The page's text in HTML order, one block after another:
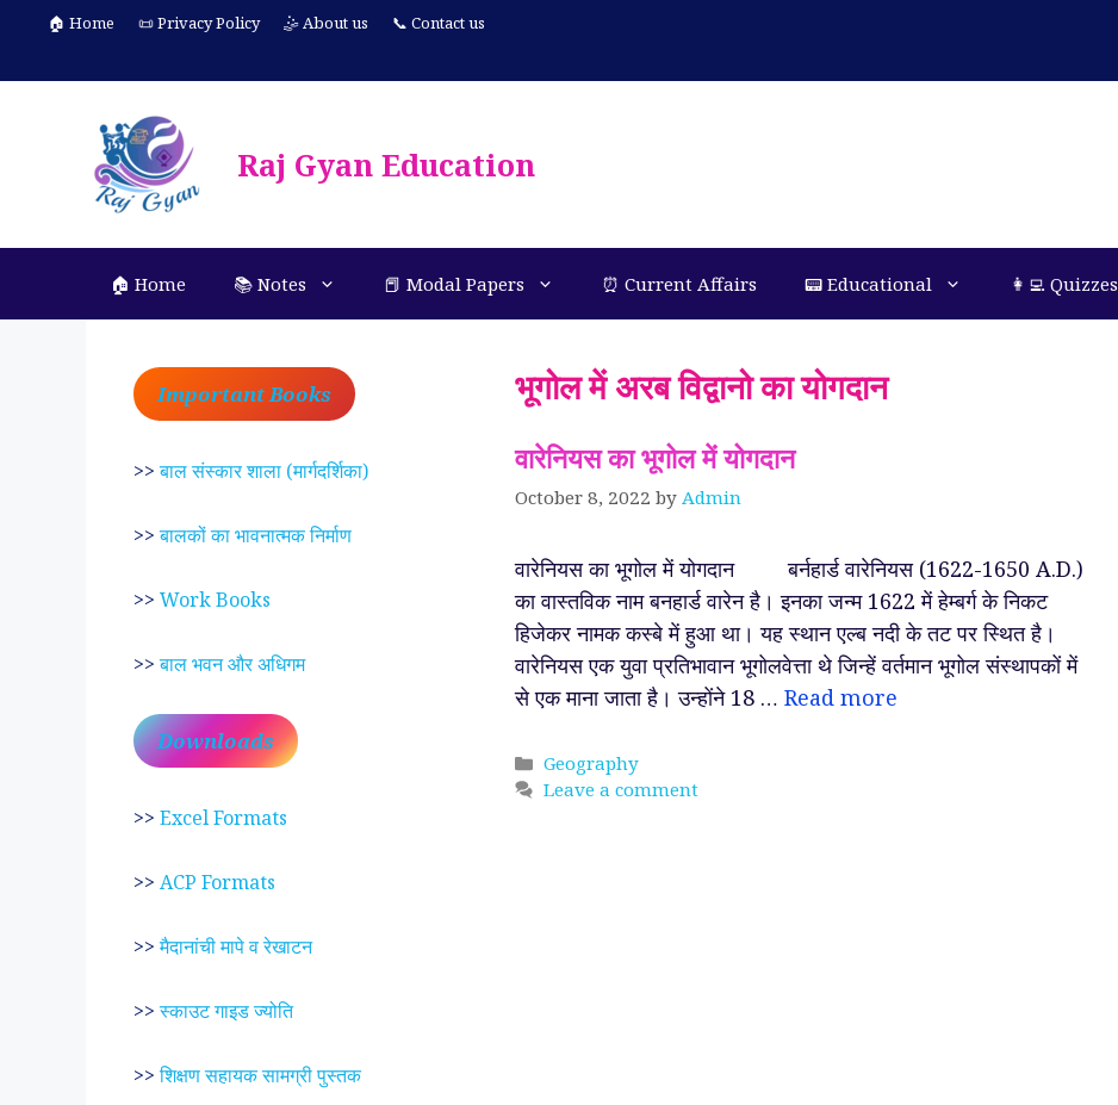
content
🏠 Home 📜 Privacy Policy 🤹 About us 📞 Contact us
Raj Gyan Education
🏠 Home 📚 Notes 📕 Modal Papers ⏰ Current Affairs 📟 Educational 👩‍💻 Quizzes
भूगोल में अरब विद्वानो का योगदान
वारेनियस का भूगोल में योगदान
October 8, 2022 by Admin
वारेनियस का भूगोल में योगदान बर्नहार्ड वारेनियस (1622-1650 A.D.)
का वास्तविक नाम बनहार्ड वारेन है। इनका जन्म 1622 में हेम्बर्ग के निकट
हिजेकर नामक कस्बे में हुआ था। यह स्थान एल्ब नदी के तट पर स्थित है।
वारेनियस एक युवा प्रतिभावान भूगोलवेत्ता थे जिन्हें वर्तमान भूगोल संस्थापकों में
से एक माना जाता है। उन्होंने 18 … Read more
Categories
Geography
Leave a comment
Important Books
>>बाल संस्कार शाला (मार्गदर्शिका)
>>बालकों का भावनात्मक निर्माण
>> Work Books
>>बाल भवन और अधिगम
Downloads
>> Excel Formats
>> ACP Formats
>>मैदानांची मापे व रेखाटन
>>स्काउट गाइड ज्योति
>>शिक्षण सहायक सामग्री पुस्तक